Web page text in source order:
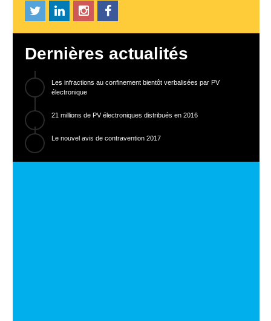
Dernières actualités
Les infractions au confinement bientôt verbalisées par PV
électronique
21 millions de PV électroniques distribués en 2016
Le nouvel avis de contravention 2017